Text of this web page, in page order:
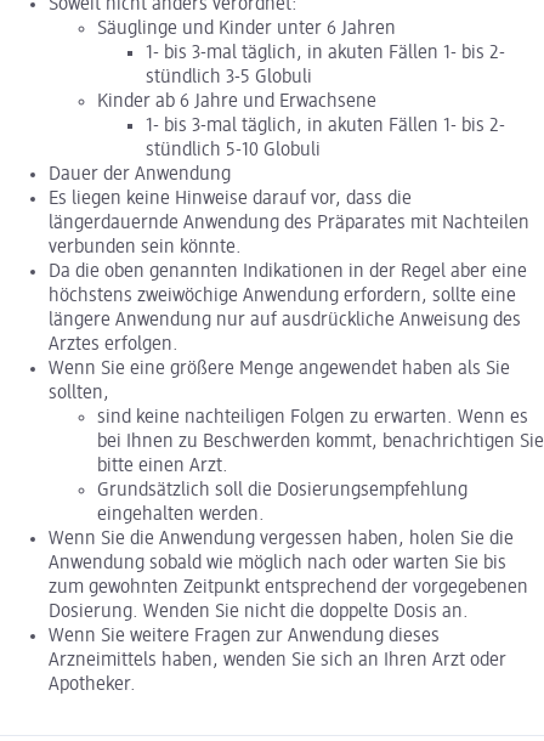
Soweit nicht anders verordnet:
Säuglinge und Kinder unter 6 Jahren
1- bis 3-mal täglich, in akuten Fällen 1- bis 2-
stündlich 3-5 Globuli
Kinder ab 6 Jahre und Erwachsene
1- bis 3-mal täglich, in akuten Fällen 1- bis 2-
stündlich 5-10 Globuli
Dauer der Anwendung
Es liegen keine Hinweise darauf vor, dass die
längerdauernde Anwendung des Präparates mit Nachteilen
verbunden sein könnte.
Da die oben genannten Indikationen in der Regel aber eine
höchstens zweiwöchige Anwendung erfordern, sollte eine
längere Anwendung nur auf ausdrückliche Anweisung des
Arztes erfolgen.
Wenn Sie eine größere Menge angewendet haben als Sie
sollten,
sind keine nachteiligen Folgen zu erwarten. Wenn es
bei Ihnen zu Beschwerden kommt, benachrichtigen Sie
bitte einen Arzt.
Grundsätzlich soll die Dosierungsempfehlung
eingehalten werden.
Wenn Sie die Anwendung vergessen haben, holen Sie die
Anwendung sobald wie möglich nach oder warten Sie bis
zum gewohnten Zeitpunkt entsprechend der vorgegebenen
Dosierung. Wenden Sie nicht die doppelte Dosis an.
Wenn Sie weitere Fragen zur Anwendung dieses
Arzneimittels haben, wenden Sie sich an Ihren Arzt oder
Apotheker.